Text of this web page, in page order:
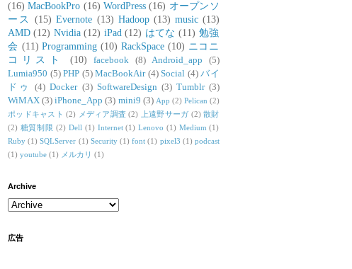
(16) MacBookPro (16) WordPress (16) オープンソ
ース
(15) Evernote (13) Hadoop (13) music (13)
AMD (12) Nvidia (12) iPad (12) はてな (11) 勉強
会 (11) Programming (10) RackSpace (10) ニコニ
コリスト
(10) facebook (8) Android_app
(5)
Lumia950 (5) PHP (5) MacBookAir (4) Social (4) バイ
ドゥ
(4) Docker (3) SoftwareDesign (3) Tumblr (3)
WiMAX (3) iPhone_App (3) mini9 (3) App (2) Pelican (2)
ポッドキャスト (2) メディア調査 (2) 上遠野サーガ (2) 散財
(2) 糖質制限 (2) Dell (1) Internet (1) Lenovo (1) Medium (1)
Ruby (1) SQLServer (1) Security (1) font (1) pixel3 (1) podcast
(1) youtube (1) メルカリ (1)
Archive
広告